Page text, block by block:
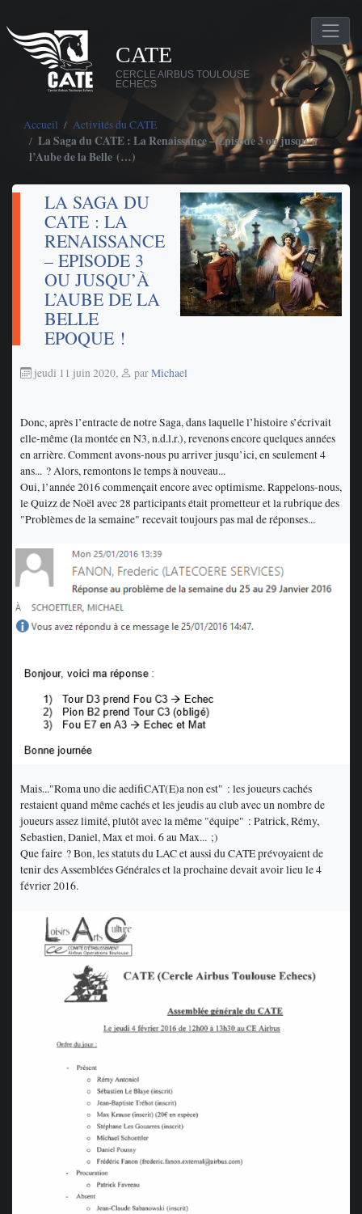
CATE
CERCLE AIRBUS TOULOUSE
ECHECS
Accueil Activités du CATE
La Saga du CATE : La Renaissance – Episode 3 ou jusqu’à
l’Aube de la Belle (…)
LA SAGA DU
CATE : LA
RENAISSANCE
– EPISODE 3
OU JUSQU’À
L’AUBE DE LA
BELLE
EPOQUE !
jeudi 11 juin 2020, parMichael
Donc, après l’entracte de notre Saga, dans laquelle l’histoire s’écrivait
elle-même (la montée en N3, n.d.l.r.), revenons encore quelques années
en arrière. Comment avons-nous pu arriver jusqu’ici, en seulement 4
ans... ? Alors, remontons le temps à nouveau...
Oui, l’année 2016 commençait encore avec optimisme. Rappelons-nous,
le Quizz de Noël avec 28 participants était prometteur et la rubrique des
"Problèmes de la semaine" recevait toujours pas mal de réponses...
Mais..."Roma uno die aedifiCAT(E)a non est" : les joueurs cachés
restaient quand même cachés et les jeudis au club avec un nombre de
joueurs assez limité, plutôt avec la même "équipe" : Patrick, Rémy,
Sebastien, Daniel, Max et moi. 6 au Max... ;)
Que faire ? Bon, les statuts du LAC et aussi du CATE prévoyaient de
tenir des Assemblées Générales et la prochaine devait avoir lieu le 4
février 2016.